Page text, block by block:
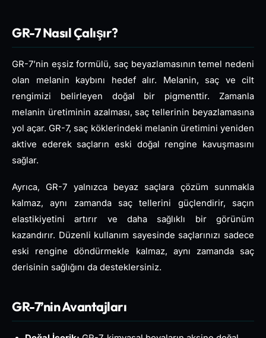
GR-7 Nasıl Çalışır?
GR-7’nin eşsiz formülü, saç beyazlamasının temel nedeni
olan melanin kaybını hedef alır. Melanin, saç ve cilt
rengimizi belirleyen doğal bir pigmenttir. Zamanla
melanin üretiminin azalması, saç tellerinin beyazlamasına
yol açar. GR-7, saç köklerindeki melanin üretimini yeniden
aktive ederek saçların eski doğal rengine kavuşmasını
sağlar.
Ayrıca, GR-7 yalnızca beyaz saçlara çözüm sunmakla
kalmaz, aynı zamanda saç tellerini güçlendirir, saçın
elastikiyetini artırır ve daha sağlıklı bir görünüm
kazandırır. Düzenli kullanım sayesinde saçlarınızı sadece
eski rengine döndürmekle kalmaz, aynı zamanda saç
derisinin sağlığını da desteklersiniz.
GR-7’nin Avantajları